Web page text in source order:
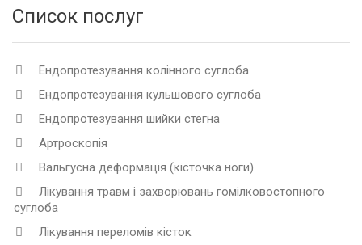
Список послуг
Ендопротезування колінного суглоба
Ендопротезування кульшового суглоба
Ендопротезування шийки стегна
Артроскопія
Вальгусна деформація (кісточка ноги)
Лікування травм і захворювань гомілковостопного
суглоба
Лікування переломів кісток